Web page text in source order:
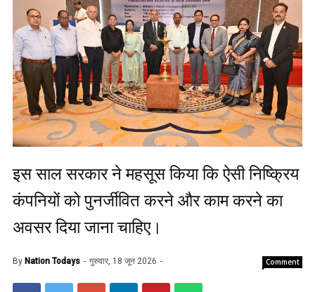
इस साल सरकार ने महसूस किया कि ऐसी निष्क्रिय
कंपनियों को पुनर्जीवित करने और काम करने का
अवसर दिया जाना चाहिए।
By Nation Todays गुरुवार, 18 जून 2026 Comment